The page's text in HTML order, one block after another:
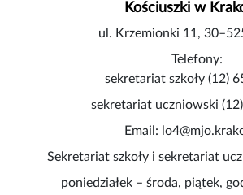
Kościuszki w
ul. Krzemionki 11,
Telefony:
sekretariat szkoły (12)
sekretariat uczniowski
Email:
Sekretariat szkoły i sekretariat
poniedziałek – środa, piątek,